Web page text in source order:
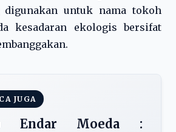
digunakan untuk nama tokoh
kesadaran ekologis bersifat
JUGA
Endar Moeda :